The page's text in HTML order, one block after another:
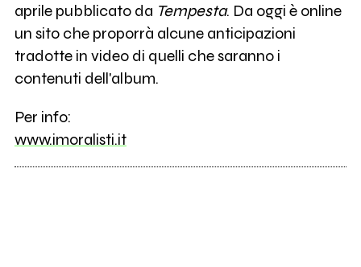
aprile pubblicato da Tempesta. Da oggi è online
un sito che proporrà alcune anticipazioni
tradotte in video di quelli che saranno i
contenuti dell'album.
Per info:
www.imoralisti.it